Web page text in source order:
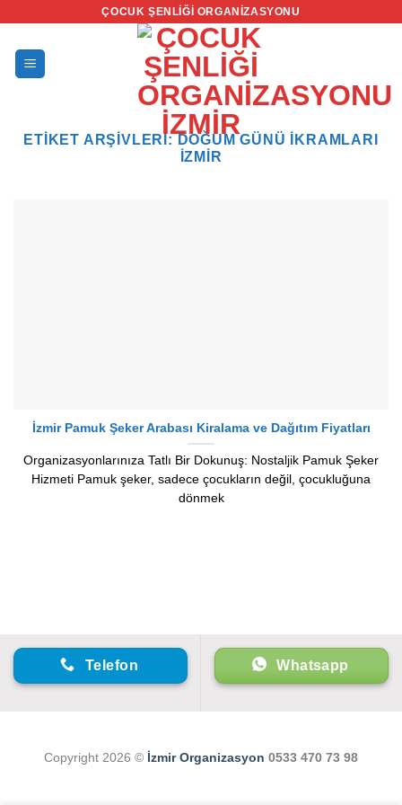
ÇOCUK ŞENLIĞI ORGANIZASYONU
ETIKET ARŞIVLERI: DOĞUM GÜNÜ IKRAMLARI
İZMIR
İzmir Pamuk Şeker Arabası Kiralama ve Dağıtım Fiyatları
Organizasyonlarınıza Tatlı Bir Dokunuş: Nostaljik Pamuk Şeker
Hizmeti Pamuk şeker, sadece çocukların değil, çocukluğuna
dönmek
Telefon Whatsapp
Copyright 2026 © İzmir Organizasyon 0533 470 73 98